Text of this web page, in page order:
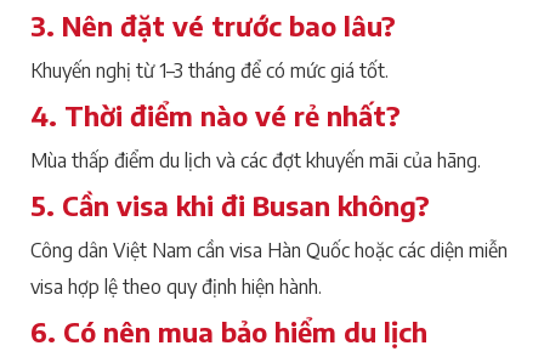
3. Nên đặt vé trước bao lâu?
Khuyến nghị từ 1–3 tháng để có mức giá tốt.
4. Thời điểm nào vé rẻ nhất?
Mùa thấp điểm du lịch và các đợt khuyến mãi của hãng.
5. Cần visa khi đi Busan không?
Công dân Việt Nam cần visa Hàn Quốc hoặc các diện miễn
visa hợp lệ theo quy định hiện hành.
6. Có nên mua bảo hiểm du lịch